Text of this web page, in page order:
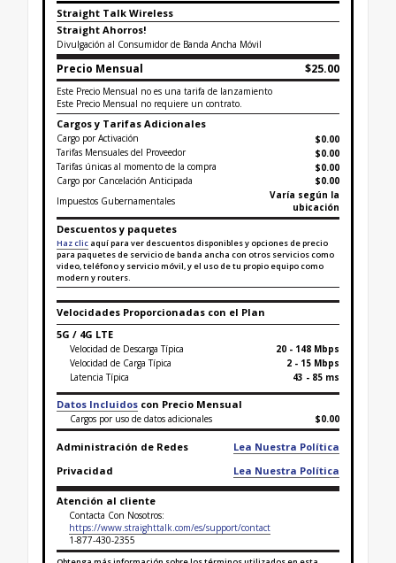
Straight Talk Wireless
Straight Ahorros!
Divulgación al Consumidor de Banda Ancha Móvil
Precio Mensual $25.00
Este Precio Mensual no es una tarifa de lanzamiento
Este Precio Mensual no requiere un contrato.
Cargos y Tarifas Adicionales
Cargo por Activación
$0.00
Tarifas Mensuales del Proveedor
$0.00
Tarifas únicas al momento de la compra
$0.00
Cargo por Cancelación Anticipada
$0.00
Impuestos Gubernamentales
Varía según la
ubicación
Descuentos y paquetes
Haz clic aquí para ver descuentos disponibles y opciones de precio
para paquetes de servicio de banda ancha con otros servicios como
video, teléfono y servicio móvil, y el uso de tu propio equipo como
modern y routers.
Velocidades Proporcionadas con el Plan
5G / 4G LTE
Velocidad de Descarga Típica
20 - 148 Mbps
Velocidad de Carga Típica
2 - 15 Mbps
Latencia Típica
43 - 85 ms
Datos Incluidos con Precio Mensual
Cargos por uso de datos adicionales $0.00
Administración de Redes
Lea Nuestra Política
Privacidad
Lea Nuestra Política
Atención al cliente
Contacta Con Nosotros:
https://www.straighttalk.com/es/support/contact
1-877-430-2355